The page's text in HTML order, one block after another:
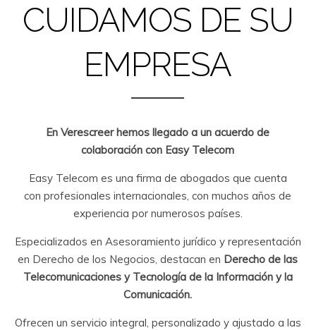
CUIDAMOS DE SU
EMPRESA
En Verescreer hemos llegado a un acuerdo de
colaboración con Easy Telecom
Easy Telecom es una firma de abogados que cuenta
con profesionales internacionales, con muchos años de
experiencia por numerosos países.
Especializados en Asesoramiento jurídico y representación
en Derecho de los Negocios, destacan en Derecho de las
Telecomunicaciones y Tecnología de la Información y la
Comunicación.
Ofrecen un servicio integral, personalizado y ajustado a las